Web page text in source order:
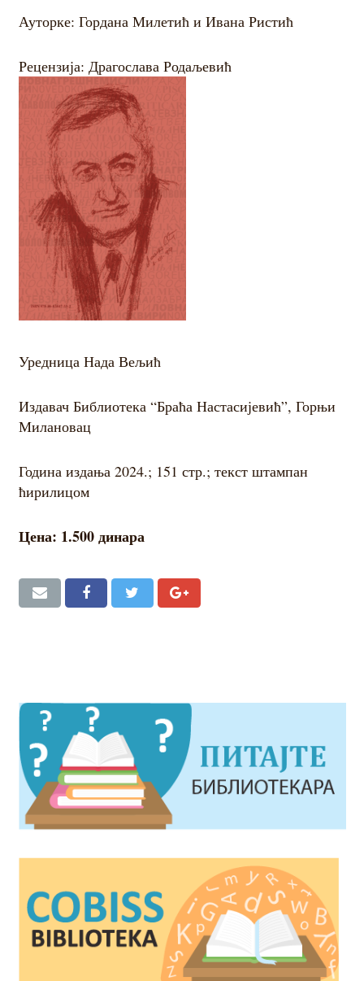
Ауторке: Гордана Милетић и Ивана Ристић
Рецензија: Драгослава Родаљевић
Уредница Нада Вељић
Издавач Библиотека “Браћа Настасијевић”, Горњи
Милановац
Година издања 2024.; 151 стр.; текст штампан
ћирилицом
Цена: 1.500 динара